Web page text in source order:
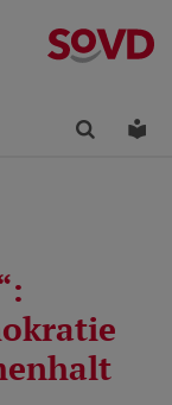
Finden